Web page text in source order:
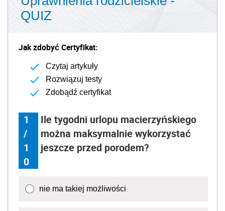
QUIZ
Jak zdobyć Certyfikat:
Czytaj artykuły
Rozwiązuj testy
Zdobądź certyfikat
1
/
1
0
Ile tygodni urlopu macierzyńskiego
można maksymalnie wykorzystać
jeszcze przed porodem?
nie ma takiej możliwości